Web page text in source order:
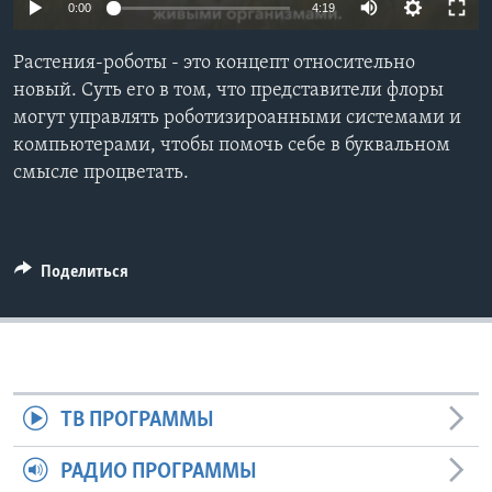
СОЦИАЛЬНЫЕ СЕТИ
0:00 4:19
Растения-роботы - это концепт относительно
новый. Суть его в том, что представители флоры
могут управлять роботизироанными системами и
компьютерами, чтобы помочь себе в буквальном
смысле процветать.
Поделиться
ТВ ПРОГРАММЫ
РАДИО ПРОГРАММЫ